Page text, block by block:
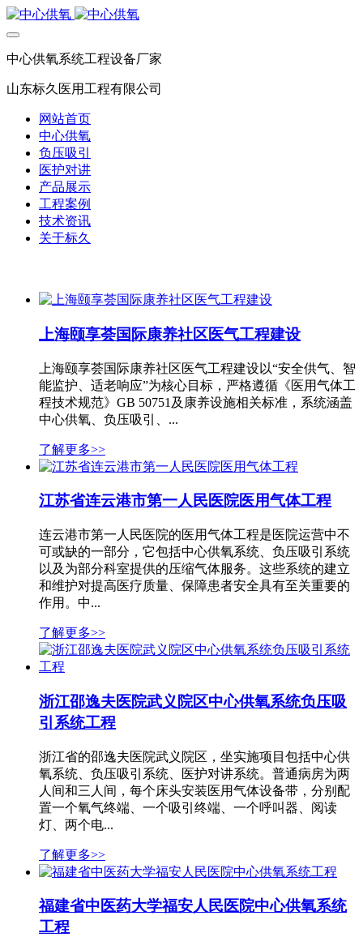
中心供氧系统工程设备厂家
山东标久医用工程有限公司
网站首页
中心供氧
负压吸引
医护对讲
产品展示
工程案例
技术资讯
关于标久
上海颐享荟国际康养社区医气工程建设
上海颐享荟国际康养社区医气工程建设以“安全供气、智
能监护、适老响应”为核心目标，严格遵循《医用气体工
程技术规范》GB 50751及康养设施相关标准，系统涵盖
中心供氧、负压吸引、...
了解更多>>
江苏省连云港市第一人民医院医用气体工程
连云港市第一人民医院的医用气体工程是医院运营中不
可或缺的一部分，它包括中心供氧系统、负压吸引系统
以及为部分科室提供的压缩气体服务。这些系统的建立
和维护对提高医疗质量、保障患者安全具有至关重要的
作用。中...
了解更多>>
浙江邵逸夫医院武义院区中心供氧系统负压吸
引系统工程
浙江省的邵逸夫医院武义院区，坐实施项目包括中心供
氧系统、负压吸引系统、医护对讲系统。普通病房为两
人间和三人间，每个床头安装医用气体设备带，分别配
置一个氧气终端、一个吸引终端、一个呼叫器、阅读
灯、两个电...
了解更多>>
福建省中医药大学福安人民医院中心供氧系统
工程